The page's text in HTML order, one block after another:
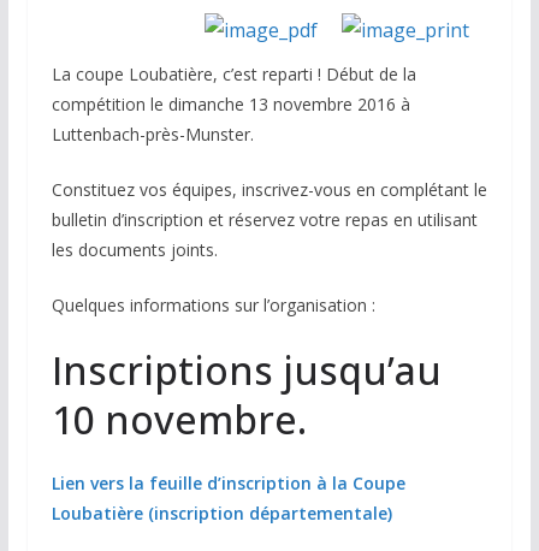
La coupe Loubatière, c’est reparti ! Début de la
compétition le dimanche 13 novembre 2016 à
Luttenbach-près-Munster.
Constituez vos équipes, inscrivez-vous en complétant le
bulletin d’inscription et réservez votre repas en utilisant
les documents joints.
Quelques informations sur l’organisation :
Inscriptions jusqu’au
10 novembre.
Lien vers la feuille d’inscription à la Coupe
Loubatière (inscription départementale)